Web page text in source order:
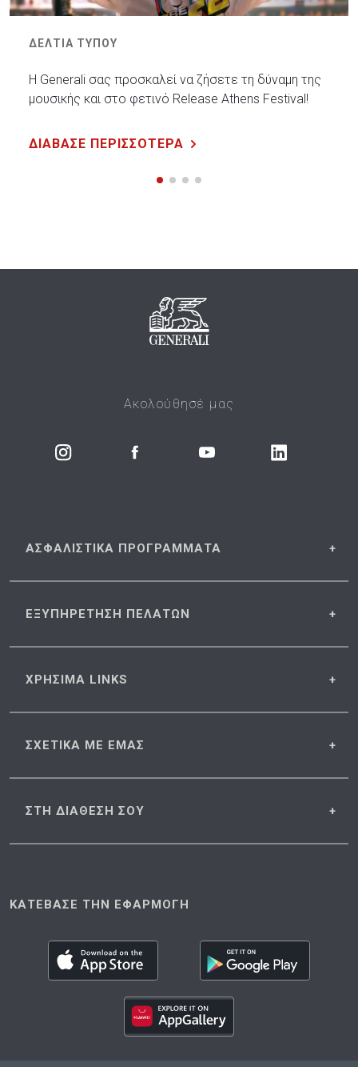
ΔΕΛΤΙΑ ΤΥΠΟΥ
Η Generali σας προσκαλεί να ζήσετε τη δύναμη της
μουσικής και στο φετινό Release Athens Festival!
ΔΙΑΒΑΣΕ ΠΕΡΙΣΣΟΤΕΡΑ
Ακολούθησέ μας
ΑΣΦΑΛΙΣΤΙΚΑ ΠΡΟΓΡΑΜΜΑΤΑ
ΕΞΥΠΗΡΕΤΗΣΗ ΠΕΛΑΤΩΝ
ΧΡΗΣΙΜΑ LINKS
ΣΧΕΤΙΚΑ ΜΕ ΕΜΑΣ
ΣΤΗ ΔΙΑΘΕΣΗ ΣΟΥ
ΚΑΤΕΒΑΣΕ ΤΗΝ ΕΦΑΡΜΟΓΗ